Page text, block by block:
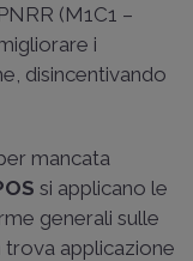
(M1C1 –
i
disincentivando
mancata
si applicano le
generali sulle
trova applicazione